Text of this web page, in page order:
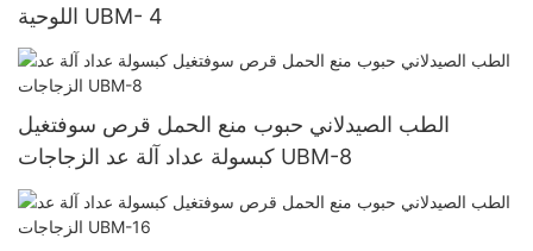
اللوحية UBM- 4
الطب الصيدلاني حبوب منع الحمل قرص سوفتغيل
كبسولة عداد آلة عد الزجاجات UBM-8